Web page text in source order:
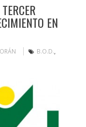
EN
B.O.D.,